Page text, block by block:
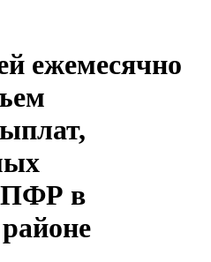
ежемесячно
ПФР в